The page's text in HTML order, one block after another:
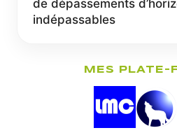
de dépassements
indépassables
MES PLATE-